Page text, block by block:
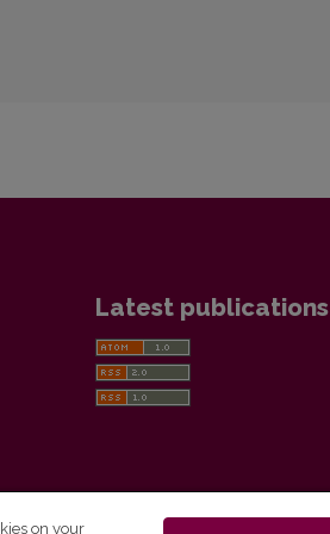
Latest publications
on your